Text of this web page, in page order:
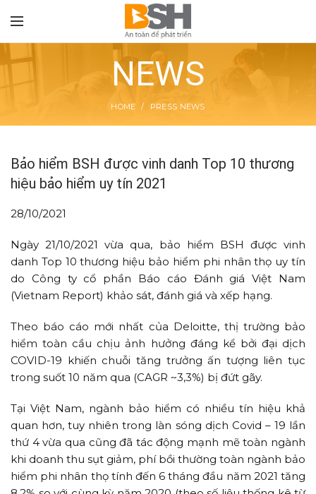
NEWS
HOME PRESS NEWS
Bảo hiểm BSH được vinh danh Top 10 thương
hiệu bảo hiểm uy tín 2021
28/10/2021
Ngày 21/10/2021 vừa qua, bảo hiểm BSH được vinh
danh Top 10 thương hiệu bảo hiểm phi nhân thọ uy tín
do Công ty cổ phần Báo cáo Đánh giá Việt Nam
(Vietnam Report) khảo sát, đánh giá và xếp hạng.
Theo báo cáo mới nhất của Deloitte, thị trường bảo
hiểm toàn cầu chịu ảnh hưởng đáng kể bởi đại dịch
COVID-19 khiến chuỗi tăng trưởng ấn tượng liên tục
trong suốt 10 năm qua (CAGR ~3,3%) bị đứt gãy.
Tại Việt Nam, ngành bảo hiểm có nhiều tín hiệu khả
quan hơn, tuy nhiên trong làn sóng dịch Covid – 19 lần
thứ 4 vừa qua cũng đã tác động mạnh mẽ toàn ngành
khi doanh thu sụt giảm, phí bồi thường toàn ngành bảo
hiểm phi nhân thọ tính đến 6 tháng đầu năm 2021 tăng